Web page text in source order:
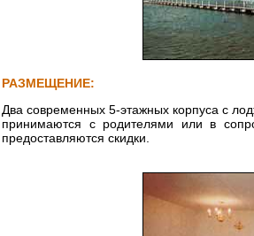
РАЗМЕЩЕНИЕ:
Два современных 5-этажных корпуса с
принимаются с родителями или в
предоставляются скидки.